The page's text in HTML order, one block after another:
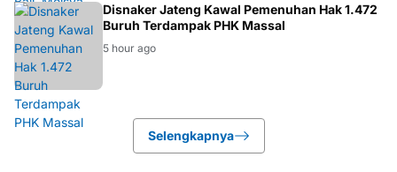
BERITA
Disnaker Jateng Kawal Pemenuhan Hak 1.472
Buruh Terdampak PHK Massal
5 hour ago
Selengkapnya